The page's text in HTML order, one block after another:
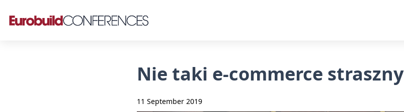
Nie taki e-commerce straszny
11 September 2019